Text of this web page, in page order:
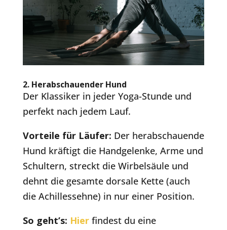
2. Herabschauender Hund
Der Klassiker in jeder Yoga-Stunde und
perfekt nach jedem Lauf.
Vorteile für Läufer: Der herabschauende
Hund kräftigt die Handgelenke, Arme und
Schultern, streckt die Wirbelsäule und
dehnt die gesamte dorsale Kette (auch
die Achillessehne) in nur einer Position.
So geht’s: Hierfindest du eine